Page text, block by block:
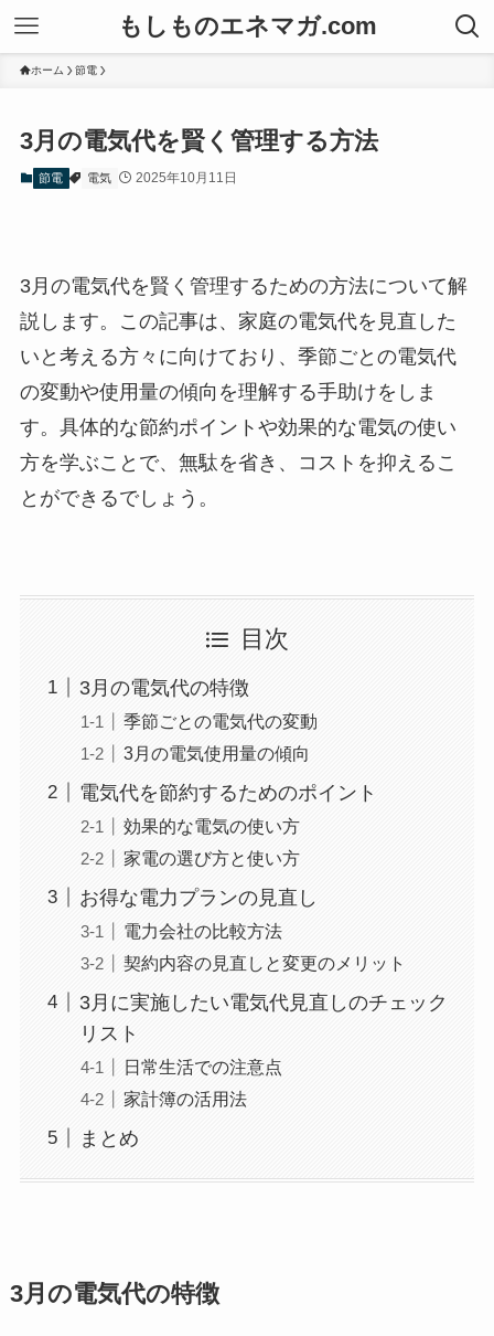
もしものエネマガ.com
ホーム 節電
3月の電気代を賢く管理する方法
節電 電気 2025年10月11日
3月の電気代を賢く管理するための方法について解
説します。この記事は、家庭の電気代を見直した
いと考える方々に向けており、季節ごとの電気代
の変動や使用量の傾向を理解する手助けをしま
す。具体的な節約ポイントや効果的な電気の使い
方を学ぶことで、無駄を省き、コストを抑えるこ
とができるでしょう。
目次
3月の電気代の特徴
季節ごとの電気代の変動
3月の電気使用量の傾向
電気代を節約するためのポイント
効果的な電気の使い方
家電の選び方と使い方
お得な電力プランの見直し
電力会社の比較方法
契約内容の見直しと変更のメリット
3月に実施したい電気代見直しのチェック
リスト
日常生活での注意点
家計簿の活用法
まとめ
3月の電気代の特徴